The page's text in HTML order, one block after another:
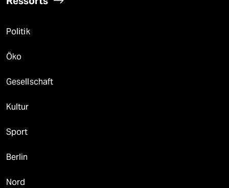
Politik
Öko
Gesellschaft
Kultur
Sport
Berlin
Nord